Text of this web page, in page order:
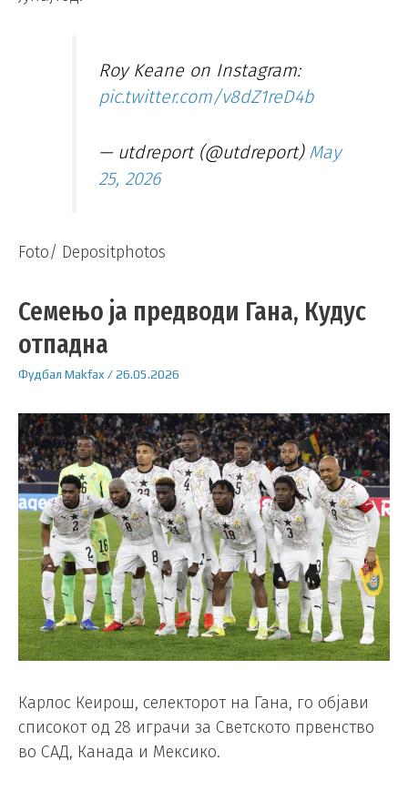
Roy Keane on Instagram:
pic.twitter.com/v8dZ1reD4b
— utdreport (@utdreport) May
25, 2026
Foto/ Depositphotos
Семењо ја предводи Гана, Кудус
отпадна
Фудбал Makfax /26.05.2026
Карлос Кеирош, селекторот на Гана, го објави
списокот од 28 играчи за Светското првенство
во САД, Канада и Мексико.